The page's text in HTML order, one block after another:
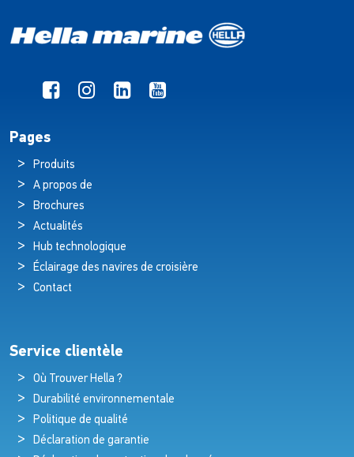
Pages
Produits
A propos de
Brochures
Actualités
Hub technologique
Éclairage des navires de croisière
Contact
Service clientèle
Où Trouver Hella ?
Durabilité environnementale
Politique de qualité
Déclaration de garantie